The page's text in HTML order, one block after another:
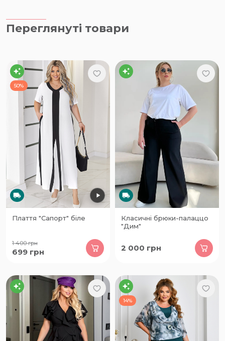
Переглянуті товари
50%
Плаття "Сапорт" біле
1 400грн
699 грн
Класичні брюки-палаццо
"Дим"
2 000 грн
14%